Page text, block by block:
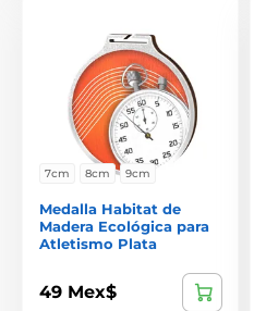
7cm 8cm 9cm
Medalla Habitat de
Madera Ecológica para
Atletismo Plata
49 Mex$